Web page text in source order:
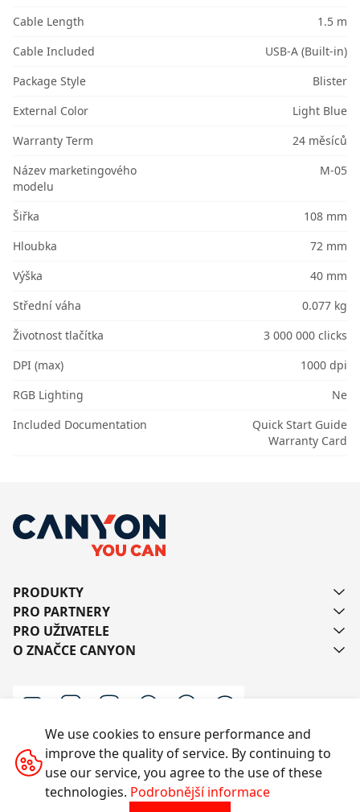
Cable Length
1.5 m
Cable Included
USB-A (Built-in)
Package Style
Blister
External Color
Light Blue
Warranty Term
24 měsíců
Název marketingového
modelu
M-05
Šiřka
108 mm
Hloubka
72 mm
Výška
40 mm
Střední váha
0.077 kg
Životnost tlačítka
3 000 000 clicks
DPI (max)
1000 dpi
RGB Lighting
Ne
Included Documentation
Quick Start Guide
Warranty Card
PRODUKTY
PRO PARTNERY
PRO UŽIVATELE
O ZNAČCE CANYON
Kontaktujte nás
We use cookies to ensure performance and
improve the quality of service. By continuing to
use our service, you agree to the use of these
technologies. Podrobnější informace